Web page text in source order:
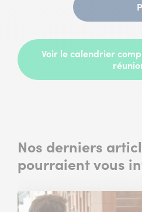
Voir le calendrier
Nos derniers
pourraient vous